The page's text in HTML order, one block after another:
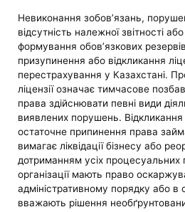
Невиконання зобов’язань,
відсутність належної звітності
формування обов’язкових
призупинення або відкликання
перестрахування у Казахстані.
ліцензії означає тимчасове
права здійснювати певні види
виявлених порушень. Відкликання
остаточне припинення права
вимагає ліквідації бізнесу або
дотриманням усіх процесуальних
організації мають право
адміністративному порядку або в
вважають рішення